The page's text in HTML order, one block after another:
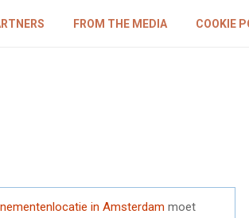
FROM THE MEDIA COOKIE
in Amsterdam moet